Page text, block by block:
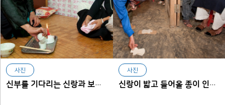
사진
신부를 기다리는 신랑과 보조 신랑
사진
신랑이 밟고 들어올 종이 인형을 바닥에 놓는 장면